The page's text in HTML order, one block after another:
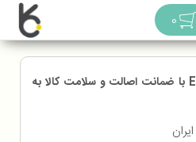
0
اسپرسوساز مباشی ECM2022 با ضمانت اصالت و سلامت کالا به